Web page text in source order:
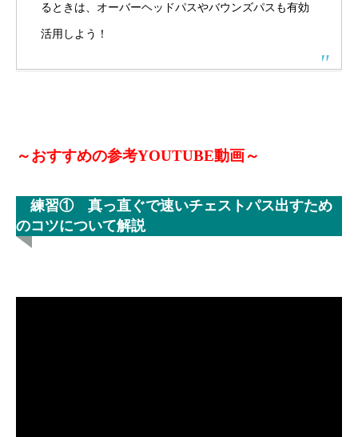
るときは、オーバーヘッドパスやバウンズパスも有効
活用しよう！
～おすすめの参考YOUTUBE動画～
練習① 真っ直ぐで速いチェストパス出すため
のコツについて解説